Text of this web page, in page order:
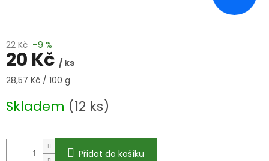
22 Kč –9 %
20 Kč / ks
Měrná
28,57 Kč / 100 g
Skladem (12 ks)
Přidat do košíku